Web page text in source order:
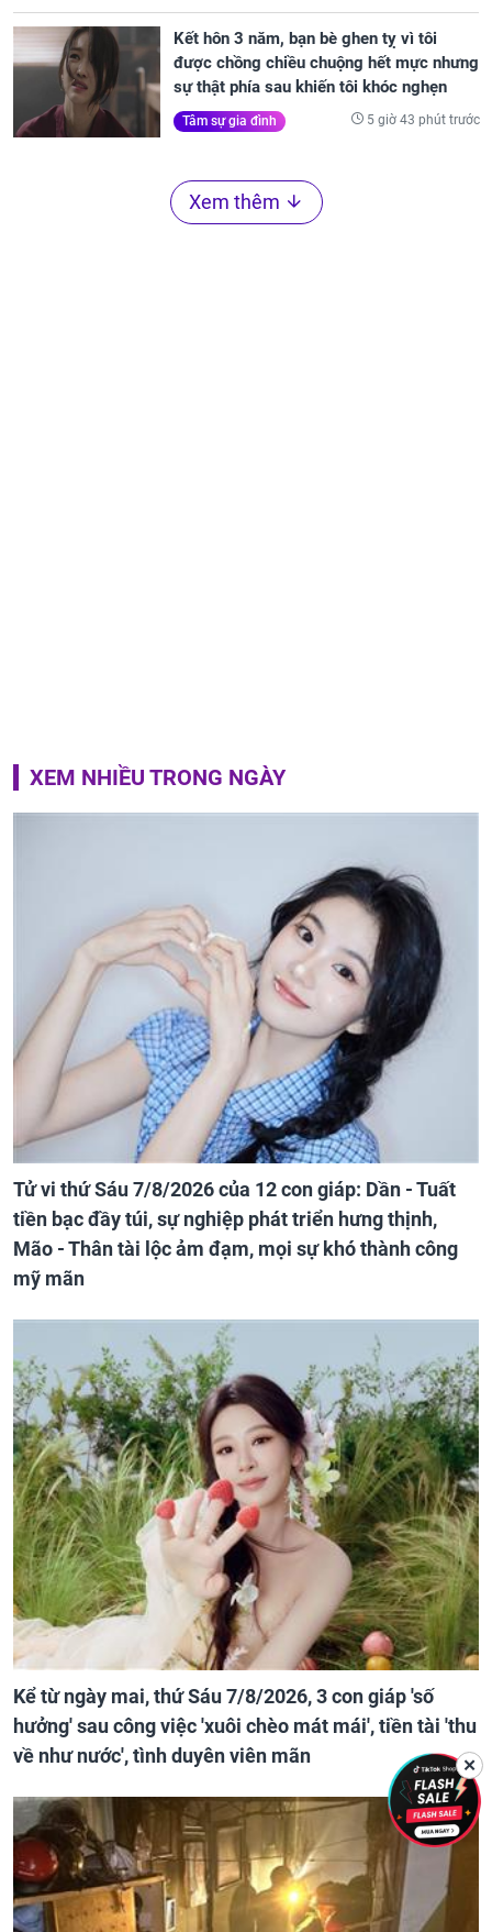
Kết hôn 3 năm, bạn bè ghen tỵ vì tôi
được chồng chiều chuộng hết mực nhưng
sự thật phía sau khiến tôi khóc nghẹn
Tâm sự gia đình 5 giờ 43 phút trước
Xem thêm
XEM NHIỀU TRONG NGÀY
Tử vi thứ Sáu 7/8/2026 của 12 con giáp: Dần - Tuất
tiền bạc đầy túi, sự nghiệp phát triển hưng thịnh,
Mão - Thân tài lộc ảm đạm, mọi sự khó thành công
mỹ mãn
Kể từ ngày mai, thứ Sáu 7/8/2026, 3 con giáp 'số
hưởng' sau công việc 'xuôi chèo mát mái', tiền tài 'thu
về như nước', tình duyên viên mãn
✕